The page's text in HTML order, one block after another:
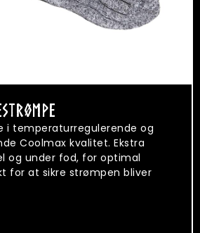
i temperaturregulerende og
Coolmax kvalitet. Ekstra
og under fod, for optimal
for at sikre strømpen bliver